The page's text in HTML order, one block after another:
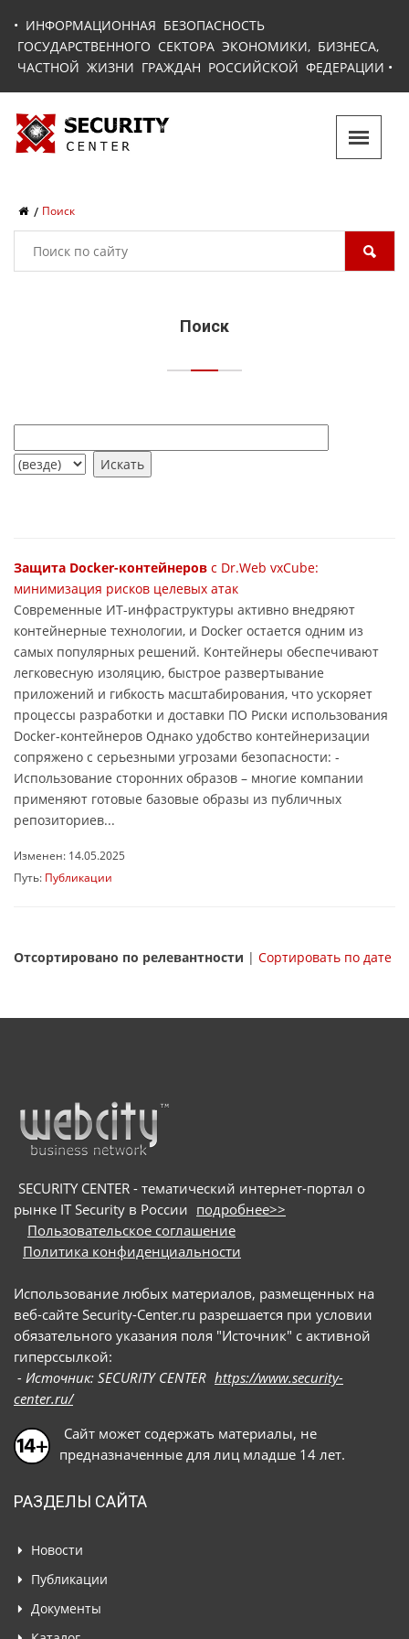
• ИНФОРМАЦИОННАЯ БЕЗОПАСНОСТЬ
ГОСУДАРСТВЕННОГО СЕКТОРА ЭКОНОМИКИ, БИЗНЕСА,
ЧАСТНОЙ ЖИЗНИ ГРАЖДАН РОССИЙСКОЙ ФЕДЕРАЦИИ •
Поиск
Поиск
Защита Docker-контейнеров с Dr.Web vxCube:
минимизация рисков целевых атак
Современные ИТ-инфраструктуры активно внедряют
контейнерные технологии, и Docker остается одним из
самых популярных решений. Контейнеры обеспечивают
легковесную изоляцию, быстрое развертывание
приложений и гибкость масштабирования, что ускоряет
процессы разработки и доставки ПО Риски использования
Docker-контейнеров Однако удобство контейнеризации
сопряжено с серьезными угрозами безопасности: -
Использование сторонних образов – многие компании
применяют готовые базовые образы из публичных
репозиториев...
Изменен: 14.05.2025
Путь: Публикации
Отсортировано по релевантности | Сортировать по дате
SECURITY CENTER - тематический интернет-портал о
рынке IT Security в России подробнее>>
Пользовательское соглашение
Политика конфиденциальности
Использование любых материалов, размещенных на
веб-сайте Security-Center.ru разрешается при условии
обязательного указания поля "Источник" с активной
гиперссылкой:
- Источник: SECURITY CENTER https://www.security-
center.ru/
Сайт может содержать материалы, не
предназначенные для лиц младше 14 лет.
РАЗДЕЛЫ САЙТА
Новости
Публикации
Документы